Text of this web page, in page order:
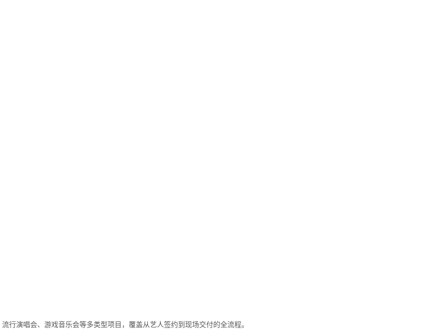
行演唱会、游戏音乐会等多类型项目，覆盖从艺人签约到现场交付的全流程。